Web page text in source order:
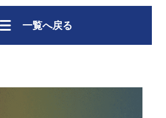
一覧へ戻る